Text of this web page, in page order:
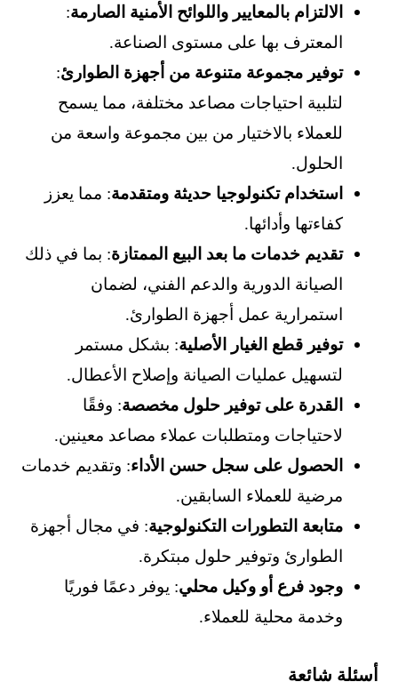
الالتزام بالمعايير واللوائح الأمنية الصارمة:
المعترف بها على مستوى الصناعة.
توفير مجموعة متنوعة من أجهزة الطوارئ:
لتلبية احتياجات مصاعد مختلفة، مما يسمح
للعملاء بالاختيار من بين مجموعة واسعة من
الحلول.
استخدام تكنولوجيا حديثة ومتقدمة: مما يعزز
كفاءتها وأدائها.
تقديم خدمات ما بعد البيع الممتازة: بما في ذلك
الصيانة الدورية والدعم الفني، لضمان
استمرارية عمل أجهزة الطوارئ.
توفير قطع الغيار الأصلية: بشكل مستمر
لتسهيل عمليات الصيانة وإصلاح الأعطال.
القدرة على توفير حلول مخصصة: وفقًا
لاحتياجات ومتطلبات عملاء مصاعد معينين.
الحصول على سجل حسن الأداء: وتقديم خدمات
مرضية للعملاء السابقين.
متابعة التطورات التكنولوجية: في مجال أجهزة
الطوارئ وتوفير حلول مبتكرة.
وجود فرع أو وكيل محلي: يوفر دعمًا فوريًا
وخدمة محلية للعملاء.
أسئلة شائعة